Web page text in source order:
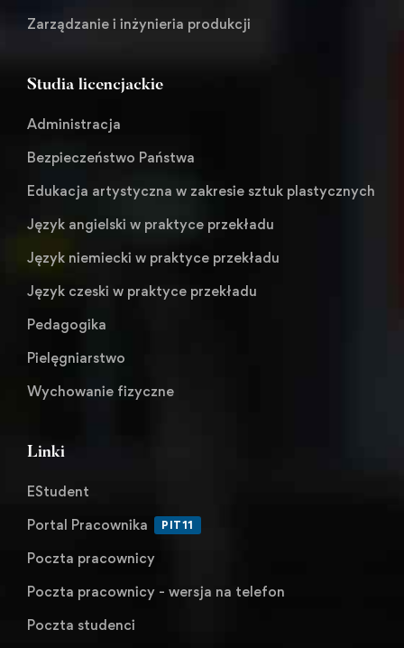
Zarządzanie i inżynieria produkcji
Studia licencjackie
Administracja
Bezpieczeństwo Państwa
Edukacja artystyczna w zakresie sztuk plastycznych
Język angielski w praktyce przekładu
Język niemiecki w praktyce przekładu
Język czeski w praktyce przekładu
Pedagogika
Pielęgniarstwo
Wychowanie fizyczne
Linki
EStudent
Portal Pracownika
PIT11
Poczta pracownicy
Poczta pracownicy - wersja na telefon
Poczta studenci